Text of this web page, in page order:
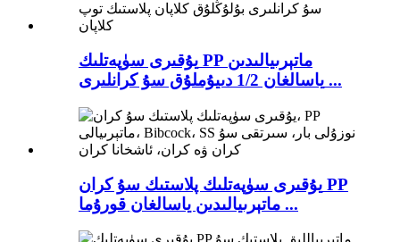
يۇقىرى سۈپەتلىك PP ماتېرىيالىدىن
ياسالغان 1/2 دىيۇملۇق سۇ كرانلىرى ...
يۇقىرى سۈپەتلىك پلاستىك سۇ كران PP
ماتېرىيالىدىن ياسالغان قورۇما ...